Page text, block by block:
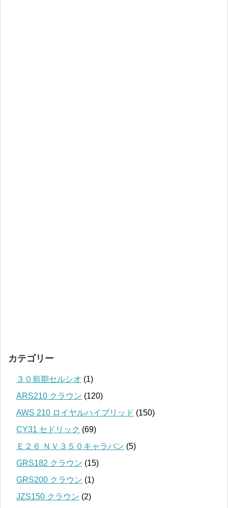
カテゴリー
３０前期セルシオ (1)
ARS210 クラウン (120)
AWS 210 ロイヤルハイブリッド (150)
CY31 セドリック (69)
Ｅ２６ ＮＶ３５０キャラバン (5)
GRS182 クラウン (15)
GRS200 クラウン (1)
JZS150 クラウン (2)